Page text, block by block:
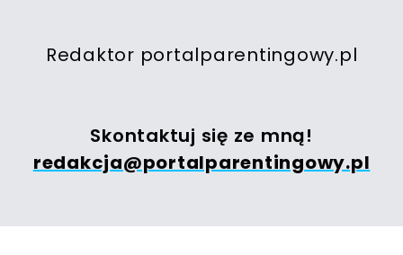
Redaktor portalparentingowy.pl
Skontaktuj się ze mną!
redakcja@portalparentingowy.pl